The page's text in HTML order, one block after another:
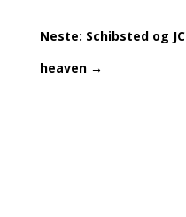
Neste: Schibsted og
heaven→